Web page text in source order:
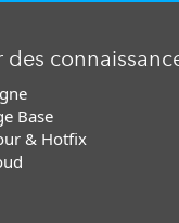
Base
& Hotfix